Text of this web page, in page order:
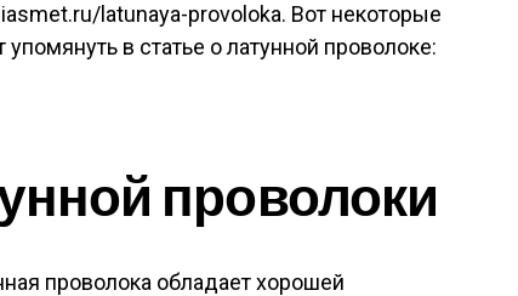
latunaya-provoloka. Вот некоторые
в статье о латунной проволоке:
проволоки
проволока обладает хорошей